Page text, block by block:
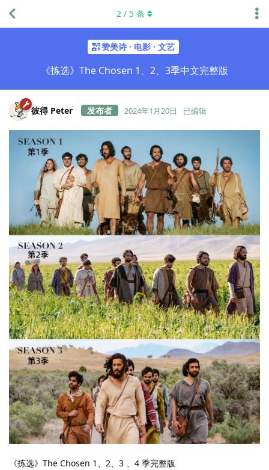
赞美诗 · 电影 · 文艺
《拣选》The Chosen 1、2、3季中文完整版
2 / 5 条
彼得 Peter 2024年1月20日 已编辑
《拣选》The Chosen 1、2、3 、4 季完整版